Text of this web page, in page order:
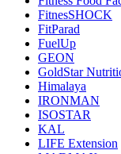
FitnesSHOCK
FitParad
FuelUp
GEON
GoldStar
Himalaya
IRONMAN
ISOSTAR
KAL
LIFE Extension